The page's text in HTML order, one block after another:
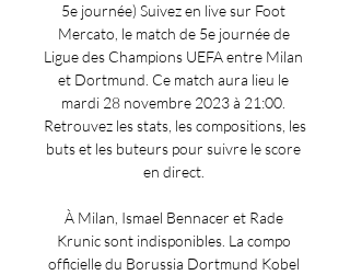
5e journée) Suivez en live sur Foot
Mercato, le match de 5e journée de
Ligue des Champions UEFA entre Milan
et Dortmund. Ce match aura lieu le
mardi 28 novembre 2023 à 21:00.
Retrouvez les stats, les compositions, les
buts et les buteurs pour suivre le score
en direct.
À Milan, Ismael Bennacer et Rade
Krunic sont indisponibles. La compo
officielle du Borussia Dortmund Kobel